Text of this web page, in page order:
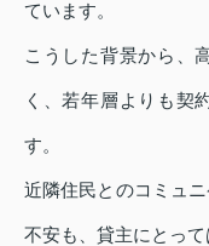
ています。
こうした背景から、
く、若年層よりも契
す。
近隣住民とのコミュ
不安も、貸主にとって